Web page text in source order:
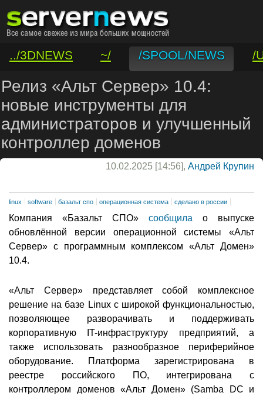
../3DNEWS ~/ /SPOOL/NEWS
/
/VAR/CONTACT
Релиз «Альт Сервер» 10.4:
новые инструменты для
администраторов и улучшенный
контроллер доменов
10.02.2025 [14:56], Андрей Крупин
linux software базальт спо операционная система сделано в россии
Компания «Базальт СПО» сообщила о выпуске
обновлённой версии операционной системы «Альт
Сервер» с программным комплексом «Альт Домен»
10.4.
«Альт Сервер» представляет собой комплексное
решение на базе Linux с широкой функциональностью,
позволяющее разворачивать и поддерживать
корпоративную IT-инфраструктуру предприятий, а
также использовать разнообразное периферийное
оборудование. Платформа зарегистрирована в
реестре российского ПО, интегрирована с
контроллером доменов «Альт Домен» (Samba DC и